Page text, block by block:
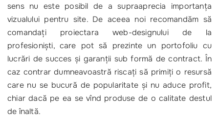
sens nu este posibil de a supraaprecia importanţa
vizualului pentru site. De aceea noi recomandăm să
comandaţi proiectara web-designului de la
profesionişti, care pot să prezinte un portofoliu cu
lucrări de succes şi garanţii sub formă de contract. În
caz contrar dumneavoastră riscaţi să primiţi o resursă
care nu se bucură de popularitate şi nu aduce profit,
chiar dacă pe ea se vînd produse de o calitate destul
de înaltă.